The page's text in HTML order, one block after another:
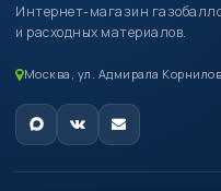
Интернет-магазин
и расходных материалов.
Москва, ул. Адмирала